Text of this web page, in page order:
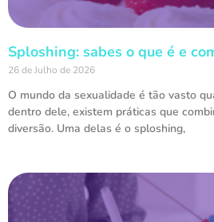
Sploshing: sabes o que é e
26 de Julho de 2026
O mundo da sexualidade é tão vasto
dentro dele, existem práticas que
diversão. Uma delas é o sploshing,